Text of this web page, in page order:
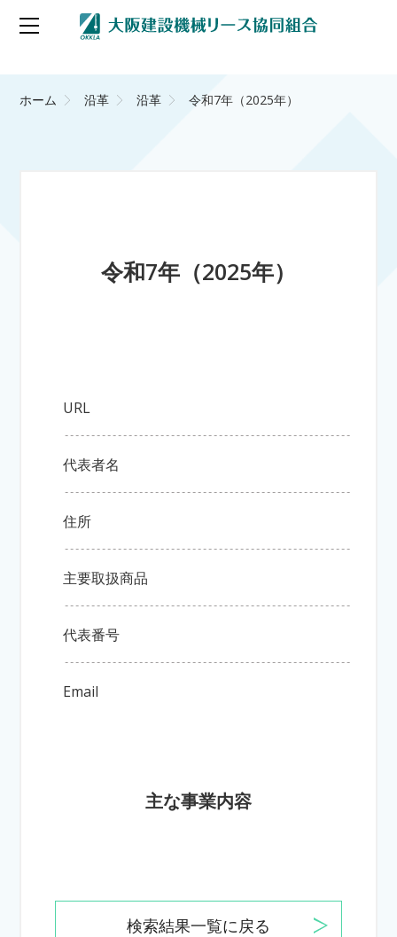
ホーム 沿革 沿革 令和7年（2025年）
令和7年（2025年）
URL
代表者名
住所
主要取扱商品
代表番号
Email
主な事業内容
検索結果一覧に戻る